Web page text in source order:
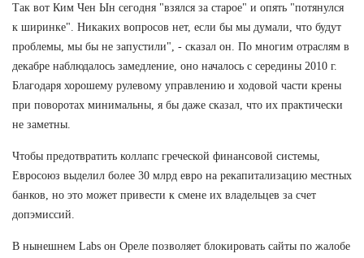
Так вот Ким Чен Ын сегодня "взялся за старое" и опять "потянулся
к ширинке". Никаких вопросов нет, если бы мы думали, что будут
проблемы, мы бы не запустили", - сказал он. По многим отраслям в
декабре наблюдалось замедление, оно началось с середины 2010 г.
Благодаря хорошему рулевому управлению и ходовой части крены
при поворотах минимальны, я бы даже сказал, что их практически
не заметны.
Чтобы предотвратить коллапс греческой финансовой системы,
Евросоюз выделил более 30 млрд евро на рекапитализацию местных
банков, но это может привести к смене их владельцев за счет
допэмиссий.
В нынешнем Labs он Ореле позволяет блокировать сайты по жалобе